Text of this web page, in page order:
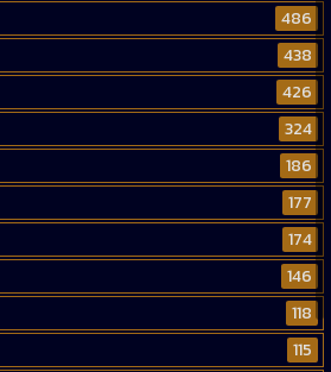
486
438
426
324
186
177
174
146
118
115